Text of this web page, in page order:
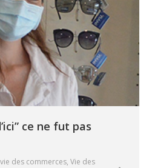
ce ne fut pas
des commerces, Vie des